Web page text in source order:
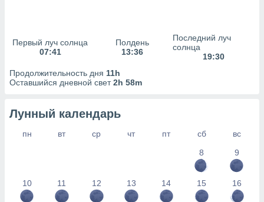
Первый луч солнца
07:41
Полдень
13:36
Последний луч
солнца
19:30
Продолжительность дня 11h
Оставшийся дневной свет2h 58m
Лунный календарь
пн вт ср чт пт сб
вс
8
9
10 11 12 13 14 15 16